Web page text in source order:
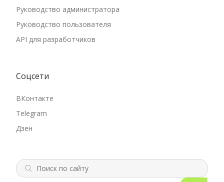
Руководство администратора
Руководство пользователя
API для разработчиков
Соцсети
ВКонтакте
Telegram
Дзен